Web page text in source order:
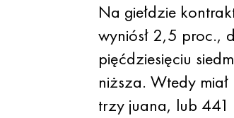
Na giełdzie
wyniósł 2,5 proc.,
pięćdziesięciu
niższa. Wtedy
trzy juana, lub